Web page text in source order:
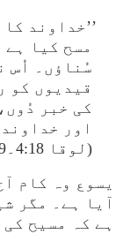
’’خداوند
مسح کیا
سُناؤں۔ اُس
قیدیوں کو
کی خبر
اور
(لوقا 4:18۔19).
یسوع وہ کام
آیا ہے۔ مگر
ہے کہ مسیح کی